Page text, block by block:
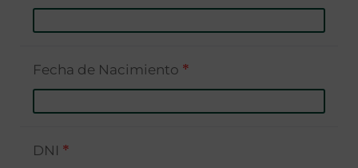
Fecha de Nacimiento *
DNI *